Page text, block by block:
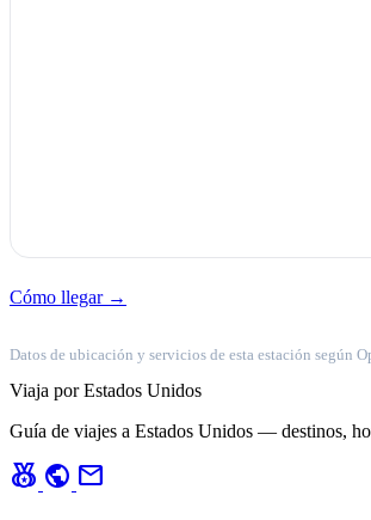
Cómo llegar →
Datos de ubicación y servicios de esta estación según
Viaja por Estados Unidos
Guía de viajes a Estados Unidos — destinos,
social_leaderboard public mail